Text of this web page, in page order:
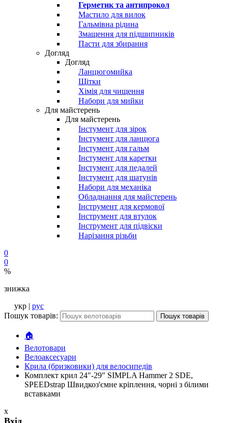
Герметик та антипрокол
Мастило для вилок
Гальмівна рідина
Змащення для підшипників
Пасти для збирання
Догляд
Догляд
Ланцюгомийка
Щітки
Хімія для чищення
Набори для мийки
Для майстерень
Для майстерень
Інстумент для зірок
Інстумент для ланцюга
Інстумент для гальм
Інстумент для каретки
Інстумент для педалей
Інстумент для шатунів
Набори для механіка
Обладнання для майстерень
Інструмент для кермової
Інструмент для втулок
Інструмент для підвіски
Нарізання різьби
0
0
%
знижка
укр | рус
Пошук товарів:
Пошук товарів
🏠
Велотовари
Велоаксесуари
Крила (бризковики) для велосипедів
Комплект крил 24"-29" SIMPLA Hammer 2 SDE,
SPEEDstrap Швидкоз'ємне кріплення, чорні з білими
вставками
x
Вхід